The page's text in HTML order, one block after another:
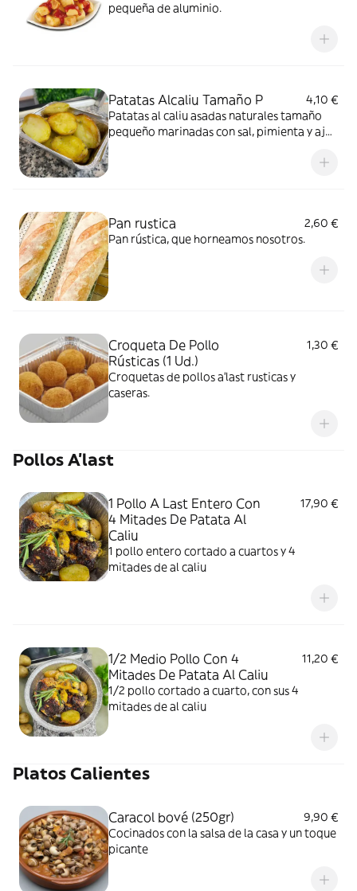
pequeña de aluminio.
Patatas Alcaliu Tamaño P
4,10 €
Patatas al caliu asadas naturales tamaño
pequeño marinadas con sal, pimienta y ajo
Pan rustica
2,60 €
Pan rústica, que horneamos nosotros.
Croqueta De Pollo
Rústicas (1 Ud.)
1,30 €
Croquetas de pollos a'last rusticas y
caseras.
Pollos A'last
1 Pollo A Last Entero Con
4 Mitades De Patata Al
Caliu
17,90 €
1 pollo entero cortado a cuartos y 4
mitades de al caliu
1/2 Medio Pollo Con 4
Mitades De Patata Al Caliu
11,20 €
1/2 pollo cortado a cuarto, con sus 4
mitades de al caliu
Platos Calientes
Caracol bové (250gr)
9,90 €
Cocinados con la salsa de la casa y un toque
picante